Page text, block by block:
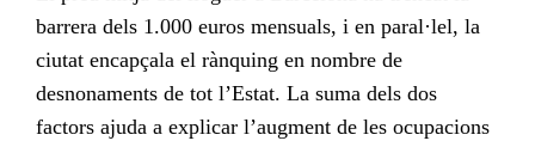
barrera dels 1.000 euros mensuals, i en paral·lel, la
ciutat encapçala el rànquing en nombre de
desnonaments de tot l’Estat. La suma dels dos
factors ajuda a explicar l’augment de les ocupacions